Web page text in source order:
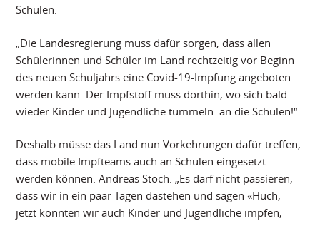
Schulen:
„Die Landesregierung muss dafür sorgen, dass allen
Schülerinnen und Schüler im Land rechtzeitig vor Beginn
des neuen Schuljahrs eine Covid-19-Impfung angeboten
werden kann. Der Impfstoff muss dorthin, wo sich bald
wieder Kinder und Jugendliche tummeln: an die Schulen!“
Deshalb müsse das Land nun Vorkehrungen dafür treffen,
dass mobile Impfteams auch an Schulen eingesetzt
werden können. Andreas Stoch: „Es darf nicht passieren,
dass wir in ein paar Tagen dastehen und sagen «Huch,
jetzt könnten wir auch Kinder und Jugendliche impfen,